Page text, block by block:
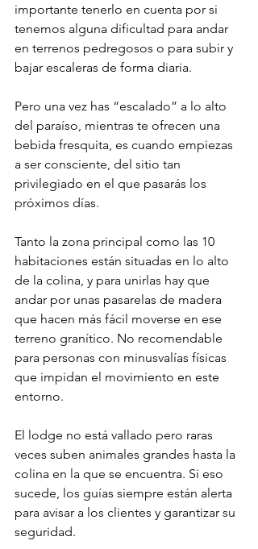
importante tenerlo en cuenta por si
tenemos alguna dificultad para andar
en terrenos pedregosos o para subir y
bajar escaleras de forma diaria.
Pero una vez has “escalado” a lo alto
del paraíso, mientras te ofrecen una
bebida fresquita, es cuando empiezas
a ser consciente, del sitio tan
privilegiado en el que pasarás los
próximos días.
Tanto la zona principal como las 10
habitaciones están situadas en lo alto
de la colina, y para unirlas hay que
andar por unas pasarelas de madera
que hacen más fácil moverse en ese
terreno granítico. No recomendable
para personas con minusvalías físicas
que impidan el movimiento en este
entorno.
El lodge no está vallado pero raras
veces suben animales grandes hasta la
colina en la que se encuentra. Si eso
sucede, los guías siempre están alerta
para avisar a los clientes y garantizar su
seguridad.